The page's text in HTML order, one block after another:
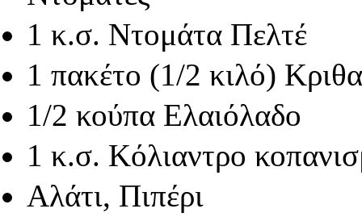
1 κ.σ. Ντομάτα Πελτέ
1 πακέτο (1/2 κιλό)
1/2 κούπα Ελαιόλαδο
1 κ.σ. Κόλιαντρο
Αλάτι, Πιπέρι